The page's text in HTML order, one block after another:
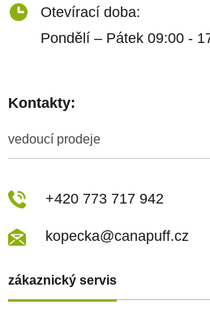
Otevírací doba:
Pondělí – Pátek 09:00 -
Kontakty:
zákaznický servis
vedoucí prodeje
+420 773 717 942
kopecka@canapuff.cz